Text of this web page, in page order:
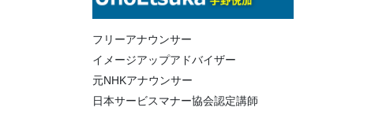
フリーアナウンサー
イメージアップアドバイザー
元NHKアナウンサー
日本サービスマナー協会認定講師